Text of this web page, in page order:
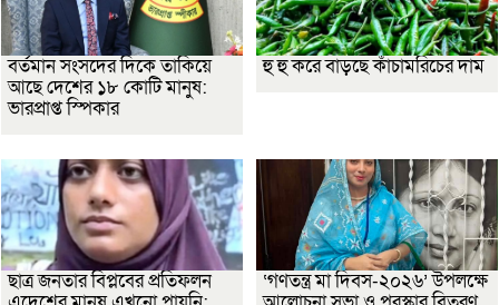
বর্তমান সংসদের দিকে তাকিয়ে
আছে দেশের ১৮ কোটি মানুষ:
ভারপ্রাপ্ত স্পিকার
হু হু করে বাড়ছে কাঁচামরিচের দাম
ছাত্র জনতার বিপ্লবের প্রতিফলন
‘গণতন্ত্র মা দিবস-২০২৬’ উপলক্ষে